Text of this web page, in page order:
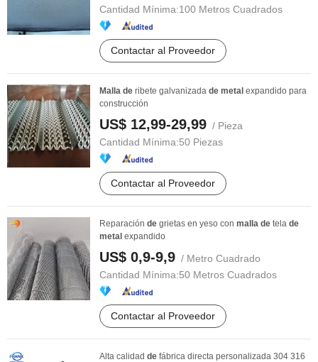
Cantidad Mínima:100 Metros Cuadrados
Contactar al Proveedor
Malla de ribete galvanizada de metal expandido para
construcción
US$ 12,99-29,99 / Pieza
Cantidad Mínima:50 Piezas
Contactar al Proveedor
Reparación de grietas en yeso con malla de tela de
metal expandido
US$ 0,9-9,9 / Metro Cuadrado
Cantidad Mínima:50 Metros Cuadrados
Contactar al Proveedor
Alta calidad de fábrica directa personalizada 304 316